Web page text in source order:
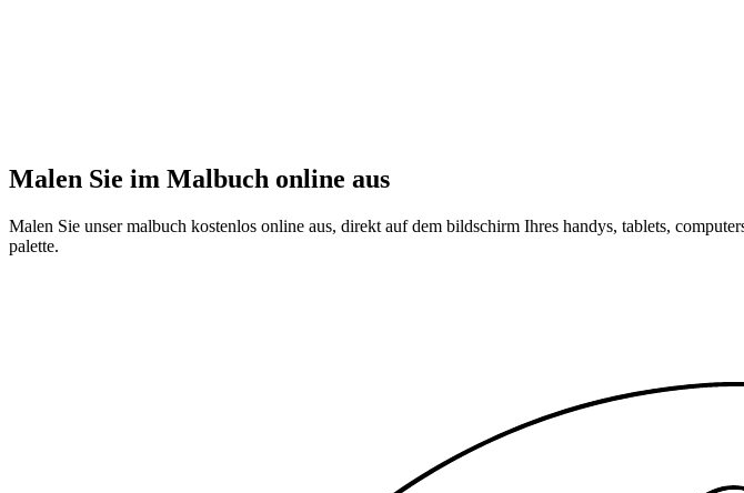
Malen Sie im Malbuch online aus
Malen Sie unser malbuch kostenlos online aus, direkt auf dem bildschirm Ihres handys, tablets,
palette.